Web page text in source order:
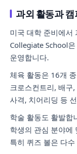
과외 활동과 캠
미국 대학 준비에서
Collegiate School
운영합니다.
체육 활동은 16개
크로스컨트리, 배구
사격, 치어리딩 등
학술 활동도 활발합
학생의 관심 분야에
특히 퀴즈 볼은 다